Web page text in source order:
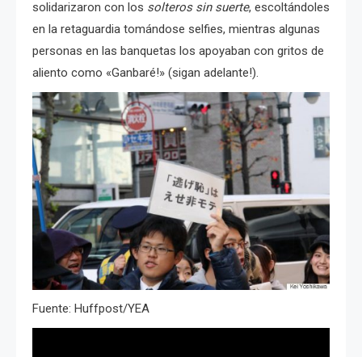
solidarizaron con los solteros sin suerte, escoltándoles
en la retaguardia tomándose selfies, mientras algunas
personas en las banquetas los apoyaban con gritos de
aliento como «Ganbaré!» (sigan adelante!).
Fuente: Huffpost/YEA